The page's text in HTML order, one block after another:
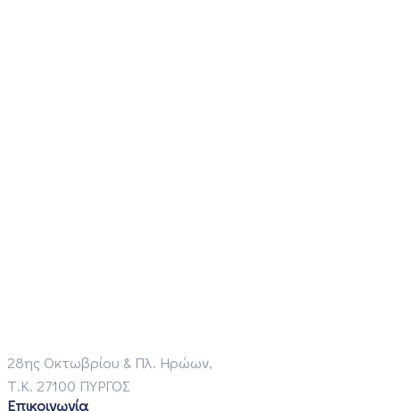
28ης Οκτωβρίου & Πλ. Ηρώων,
Τ.Κ. 27100 ΠΥΡΓΟΣ
Επικοινωνία